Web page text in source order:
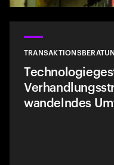
wandelndes